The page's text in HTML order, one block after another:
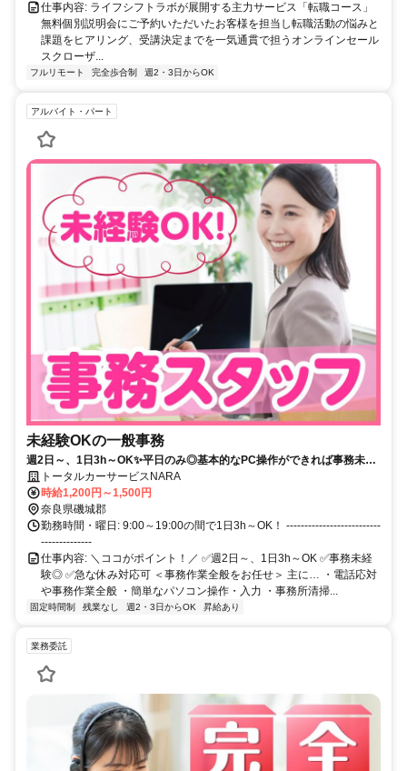
仕事内容: ライフシフトラボが展開する主力サービス「転職コース」
無料個別説明会にご予約いただいたお客様を担当し転職活動の悩みと
課題をヒアリング、受講決定までを一気通貫で担うオンラインセール
スクローザ...
フルリモート 完全歩合制 週2・3日からOK
アルバイト・パート
未経験OKの一般事務
週2日～、1日3h～OK✨平日のみ◎基本的なPC操作ができれば事務未経
験も歓迎★
トータルカーサービスNARA
時給1,200円～1,500円
奈良県磯城郡
勤務時間・曜日: 9:00～19:00の間で1日3h～OK！ --------------------------
--------------
仕事内容: ＼ココがポイント！／ ✅週2日～、1日3h～OK ✅事務未経
験◎ ✅急な休み対応可 ＜事務作業全般をお任せ＞ 主に… ・電話応対
や事務作業全般 ・簡単なパソコン操作・入力 ・事務所清掃...
固定時間制 残業なし 週2・3日からOK 昇給あり
業務委託